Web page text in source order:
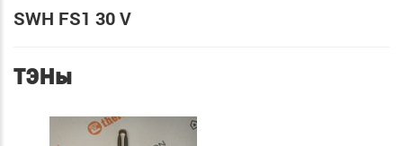
SWH FS1 30 V
ТЭНы